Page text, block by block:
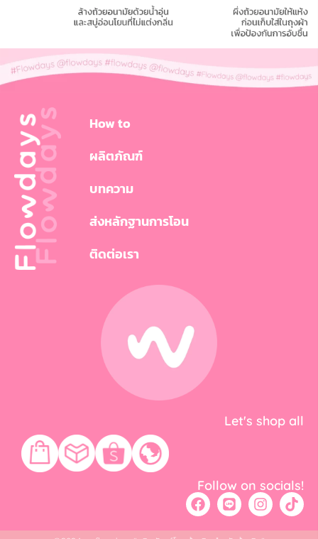
How to
ผลิตภัณฑ์
บทความ
ส่งหลักฐานการโอน
ติดต่อเรา
Let's shop all
Follow on socials!